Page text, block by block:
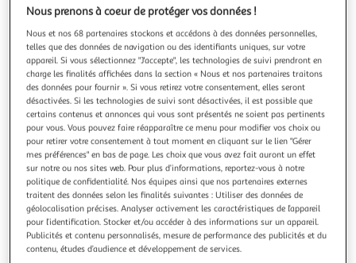
Illustration
précédente
Illustration
suivante
MARKET24
Canapé d'angle droit convertible 4/5 places MILO -
Tissu bouclette beige clair - Coffre de rangement - L
264 x H 84 x P 99/145
Canapé d'angle convertible droit avec coffre de rangement
coloris beige clair - Structure en pin massif FSC, panneau
de particules et contreplaqué - Suspension d'assise ressorts
En savoir +
Nous prenons à coeur de protéger vos données !
Nous et nos 68 partenaires stockons et accédons à des données personnelles,
telles que des données de navigation ou des identifiants uniques, sur votre
appareil. Si vous sélectionnez "J'accepte", les technologies de suivi prendront en
charge les finalités affichées dans la section « Nous et nos partenaires traitons
des données pour fournir ». Si vous retirez votre consentement, elles seront
désactivées. Si les technologies de suivi sont désactivées, il est possible que
certains contenus et annonces qui vous sont présentés ne soient pas pertinents
pour vous. Vous pouvez faire réapparaître ce menu pour modifier vos choix ou
pour retirer votre consentement à tout moment en cliquant sur le lien "Gérer
mes préférences" en bas de page. Les choix que vous avez fait auront un effet
sur notre ou nos sites web. Pour plus d’informations, reportez-vous à notre
politique de confidentialité. Nos équipes ainsi que nos partenaires externes
traitent des données selon les finalités suivantes : Utiliser des données de
géolocalisation précises. Analyser activement les caractéristiques de l’appareil
pour l’identification. Stocker et/ou accéder à des informations sur un appareil.
Publicités et contenu personnalisés, mesure de performance des publicités et du
contenu, études d’audience et développement de services.